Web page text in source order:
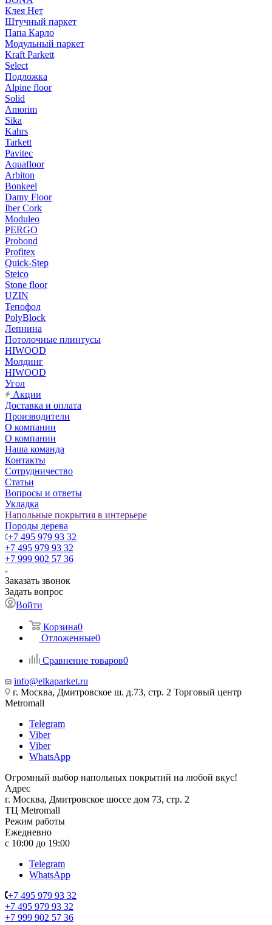
Клея Нет
Штучный паркет
Папа Карло
Модульный паркет
Kraft Parkett
Select
Подложка
Alpine floor
Solid
Amorim
Sika
Kahrs
Tarkett
Pavitec
Aquafloor
Arbiton
Bonkeel
Damy Floor
Iber Cork
Moduleo
PERGO
Probond
Profitex
Quick-Step
Steico
Stone floor
UZIN
Тепофол
PolyBlock
Лепнина
Потолочные плинтусы
HIWOOD
Молдинг
HIWOOD
Угол
Акции
Доставка и оплата
Производители
О компании
О компании
Наша команда
Контакты
Сотрудничество
Статьи
Вопросы и ответы
Укладка
Напольные покрытия в интерьере
Породы дерева
+7 495 979 93 32
+7 495 979 93 32
+7 999 902 57 36
Заказать звонок
Задать вопрос
Войти
Корзина0
Отложенные0
Сравнение товаров0
info@elkaparket.ru
г. Москва, Дмитровское ш. д.73, стр. 2 Торговый центр
Metromall
Telegram
Viber
Viber
WhatsApp
Огромный выбор напольных покрытий на любой вкус!
Адрес
г. Москва, Дмитровское шоссе дом 73, стр. 2
ТЦ Metromall
Режим работы
Ежедневно
с 10:00 до 19:00
Telegram
WhatsApp
+7 495 979 93 32
+7 495 979 93 32
+7 999 902 57 36